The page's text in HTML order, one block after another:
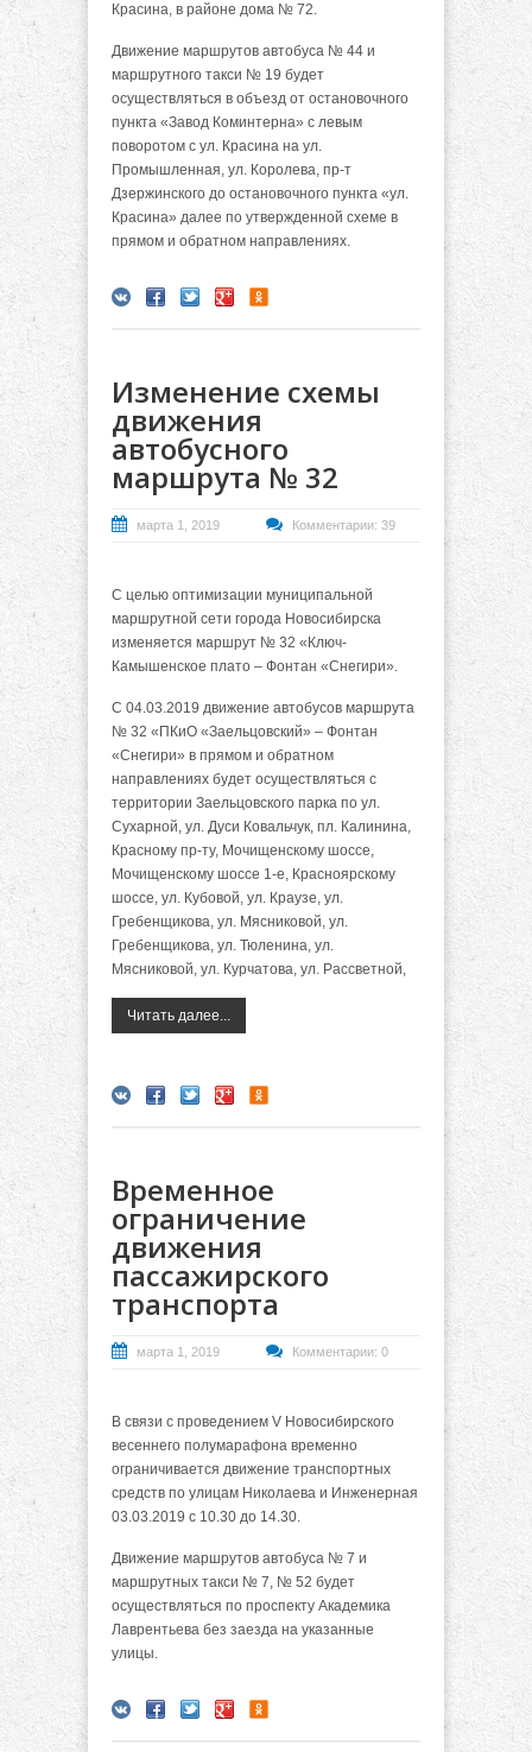
Красина, в районе дома № 72.
Движение маршрутов автобуса № 44 и
маршрутного такси № 19 будет
осуществляться в объезд от остановочного
пункта «Завод Коминтерна» с левым
поворотом с ул. Красина на ул.
Промышленная, ул. Королева, пр-т
Дзержинского до остановочного пункта «ул.
Красина» далее по утвержденной схеме в
прямом и обратном направлениях.
Изменение схемы
движения
автобусного
маршрута № 32
марта 1, 2019 Комментарии: 39
С целью оптимизации муниципальной
маршрутной сети города Новосибирска
изменяется маршрут № 32 «Ключ-
Камышенское плато – Фонтан «Снегири».
С 04.03.2019 движение автобусов маршрута
№ 32 «ПКиО «Заельцовский» – Фонтан
«Снегири» в прямом и обратном
направлениях будет осуществляться с
территории Заельцовского парка по ул.
Сухарной, ул. Дуси Ковальчук, пл. Калинина,
Красному пр-ту, Мочищенскому шоссе,
Мочищенскому шоссе 1-е, Красноярскому
шоссе, ул. Кубовой, ул. Краузе, ул.
Гребенщикова, ул. Мясниковой, ул.
Гребенщикова, ул. Тюленина, ул.
Мясниковой, ул. Курчатова, ул. Рассветной,
Читать далее...
Временное
ограничение
движения
пассажирского
транспорта
марта 1, 2019 Комментарии: 0
В связи с проведением V Новосибирского
весеннего полумарафона временно
ограничивается движение транспортных
средств по улицам Николаева и Инженерная
03.03.2019 с 10.30 до 14.30.
Движение маршрутов автобуса № 7 и
маршрутных такси № 7, № 52 будет
осуществляться по проспекту Академика
Лаврентьева без заезда на указанные
улицы.